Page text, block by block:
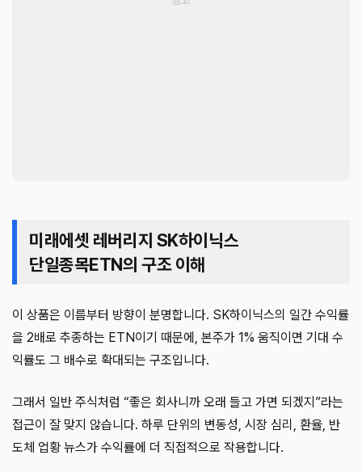
미래에셋 레버리지 SK하이닉스
단일종목ETN의 구조 이해
이 상품은 이름부터 방향이 분명합니다. SK하이닉스의 일간 수익률
을 2배로 추종하는 ETN이기 때문에, 본주가 1% 움직이면 기대 수
익률도 그 배수로 확대되는 구조입니다.
그래서 일반 주식처럼 “좋은 회사니까 오래 들고 가면 되겠지”라는
접근이 잘 맞지 않습니다. 하루 단위의 변동성, 시장 심리, 환율, 반
도체 업황 뉴스가 수익률에 더 직접적으로 작용합니다.